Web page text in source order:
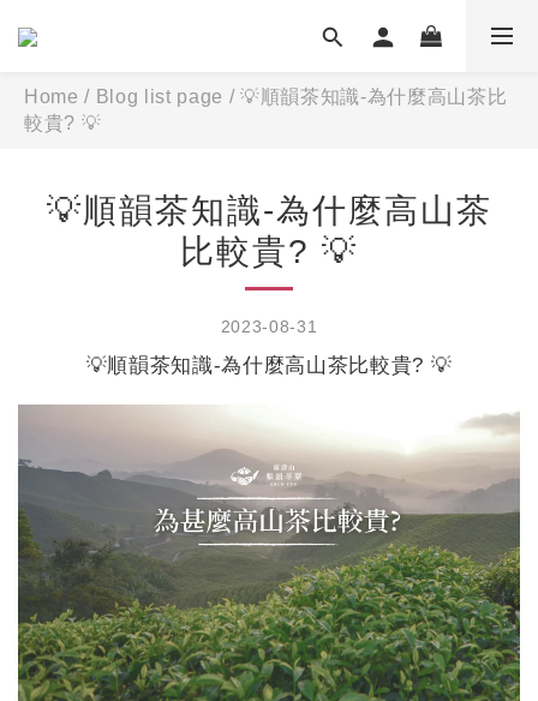
Home / Blog list page /💡順韻茶知識-為什麼高山茶比
較貴? 💡
💡順韻茶知識-為什麼高山茶
比較貴? 💡
2023-08-31
💡順韻茶知識-為什麼高山茶比較貴? 💡